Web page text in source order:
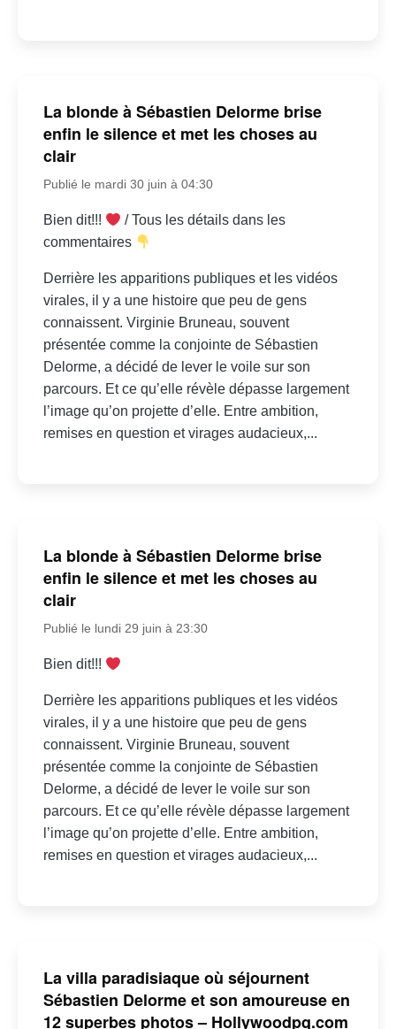
La blonde à Sébastien Delorme brise
enfin le silence et met les choses au
clair
Publié le mardi 30 juin à 04:30
Bien dit!!!
/ Tous les détails dans les
commentaires
Derrière les apparitions publiques et les vidéos
virales, il y a une histoire que peu de gens
connaissent. Virginie Bruneau, souvent
présentée comme la conjointe de Sébastien
Delorme, a décidé de lever le voile sur son
parcours. Et ce qu’elle révèle dépasse largement
l’image qu’on projette d’elle. Entre ambition,
remises en question et virages audacieux,...
La blonde à Sébastien Delorme brise
enfin le silence et met les choses au
clair
Publié le lundi 29 juin à 23:30
Bien dit!!!
Derrière les apparitions publiques et les vidéos
virales, il y a une histoire que peu de gens
connaissent. Virginie Bruneau, souvent
présentée comme la conjointe de Sébastien
Delorme, a décidé de lever le voile sur son
parcours. Et ce qu’elle révèle dépasse largement
l’image qu’on projette d’elle. Entre ambition,
remises en question et virages audacieux,...
La villa paradisiaque où séjournent
Sébastien Delorme et son amoureuse en
12 superbes photos – Hollywoodpq.com